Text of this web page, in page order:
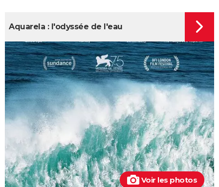
Voir les photos
Aquarela : l'odyssée de l'eau